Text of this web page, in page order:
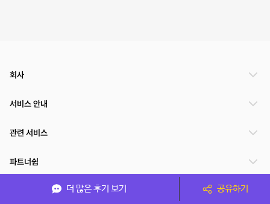
더 많은 후기 보기 공유하기
회사
서비스 안내
관련 서비스
파트너쉽
서비스 제공 국가